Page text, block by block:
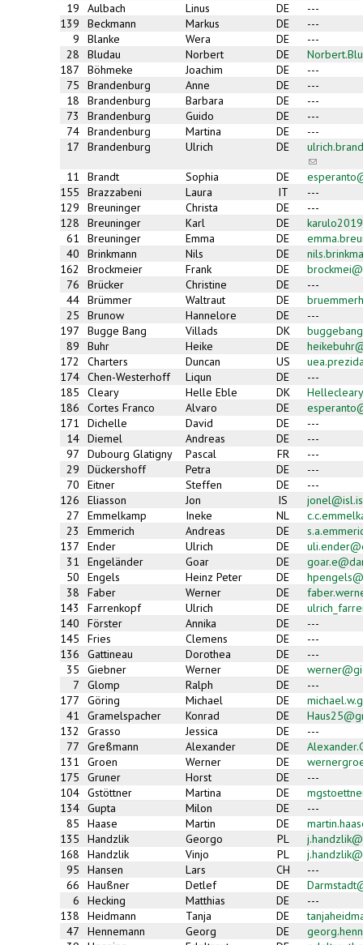
19
Aulbach Linus DE
---
139
Beckmann Markus DE
---
9
Blanke Wera DE
---
28
Bludau Norbert DE
187
Böhmeke Joachim DE
---
75
Brandenburg Anne DE
---
18
Brandenburg Barbara DE
---
73
Brandenburg Guido DE
---
74 Brandenburg Martina DE
---
17
Brandenburg Ulrich DE
(link
sends
e-
mail)
11 Brandt Sophia DE
155
Brazzabeni Laura IT
---
129
Breuninger Christa DE
---
128
Breuninger Karl DE
61
Breuninger Emma DE
40
Brinkmann Nils DE
162
Brockmeier Frank DE
76
Brücker Christine DE
---
44 Brümmer Waltraut DE
25
Brunow Hannelore DE
---
197
Bugge Bang Villads DK
89
Buhr Heike DE
172
Charters Duncan US
174 Chen-Westerhoff Liqun DE
---
185
Cleary Helle Eble DK
186
Cortes Franco Alvaro DE
171
Dichelle David DE
---
14 Diemel Andreas DE
---
97
Dubourg Glatigny Pascal FR
---
29
Dückershoff Petra DE
---
70
Eitner Steffen DE
---
126
Eliasson Jon IS
jonel@isl.is
27
Emmelkamp Ineke NL
23
Emmerich Andreas DE
137
Ender Ulrich DE
31
Engeländer Goar DE
50
Engels Heinz Peter DE
38
Faber Werner DE
143
Farrenkopf Ulrich DE
140
Förster Annika DE
---
145
Fries Clemens DE
---
136
Gattineau Dorothea DE
---
35
Giebner Werner DE
7
Glomp Ralph DE
---
177
Göring Michael DE
41
Gramelspacher Konrad DE
132
Grasso Jessica DE
---
77
Greßmann Alexander DE
131
Groen Werner DE
175
Gruner Horst DE
---
104 Gstöttner Martina DE
134 Gupta Milon DE
---
85
Haase Martin DE
135
Handzlik Georgo PL
168
Handzlik Vinjo PL
95
Hansen Lars CH
---
66
Haußner Detlef DE
6
Hecking Matthias DE
---
138
Heidmann Tanja DE
47
Hennemann Georg DE